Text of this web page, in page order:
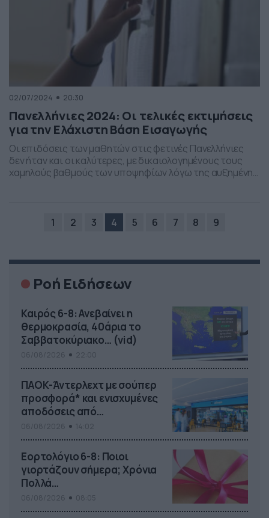
02/07/2024 20:30
Πανελλήνιες 2024: Οι τελικές εκτιμήσεις
για την Ελάχιστη Βάση Εισαγωγής
Οι επιδόσεις των μαθητών στις φετινές Πανελλήνιες
δεν ήταν και οι καλύτερες, με δικαιολογημένους τους
χαμηλούς βαθμούς των υποψηφίων λόγω της αυξημένης
τμήματα. Οι πρώτες ασφαλείς εκτιμήσεις για τις Βάσεις
Πανελληνίων 2024 και το βαθμολογικό ασανσέρ που […]
1 2 3 4 5 6 7 8 9
Ροή Ειδήσεων
Καιρός 6-8: Ανεβαίνει η
θερμοκρασία, 40άρια το
Σαββατοκύριακο… (vid)
ΠΑΟΚ-Άντερλεχτ με σούπερ
προσφορά* και ενισχυμένες
αποδόσεις από
το Pamestoixima.gr
Εορτολόγιο 6-8: Ποιοι
γιορτάζουν σήμερα; Χρόνια
Πολλά…